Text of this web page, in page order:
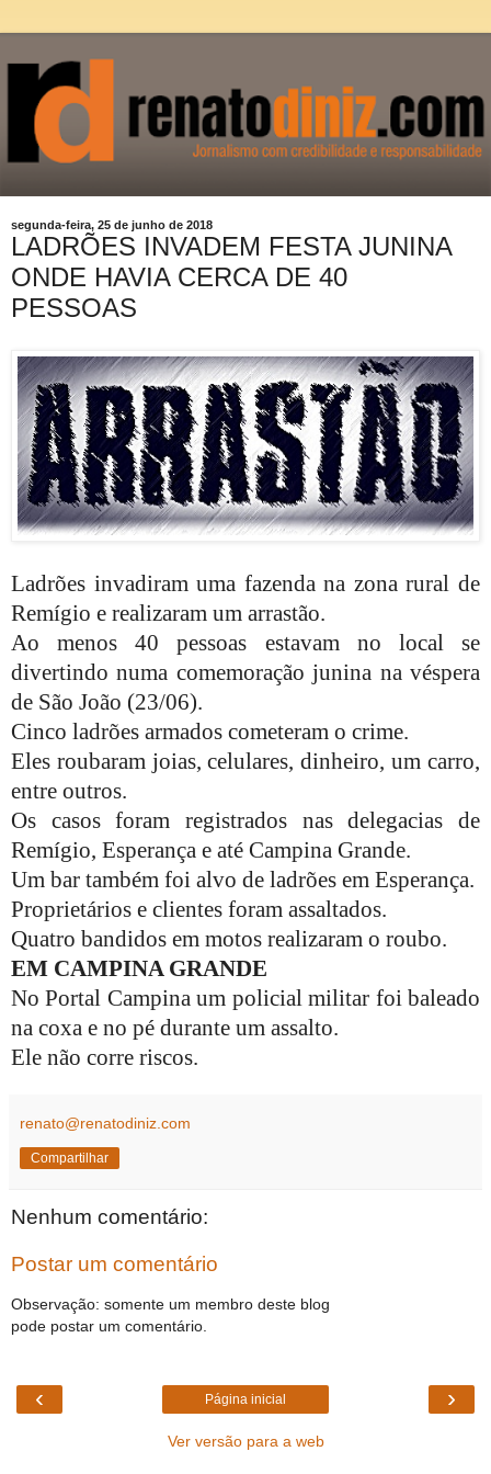
segunda-feira, 25 de junho de 2018
LADRÕES INVADEM FESTA JUNINA
ONDE HAVIA CERCA DE 40
PESSOAS
Ladrões invadiram uma fazenda na zona rural de
Remígio e realizaram um arrastão.
Ao menos 40 pessoas estavam no local se
divertindo numa comemoração junina na véspera
de São João (23/06).
Cinco ladrões armados cometeram o crime.
Eles roubaram joias, celulares, dinheiro, um carro,
entre outros.
Os casos foram registrados nas delegacias de
Remígio, Esperança e até Campina Grande.
Um bar também foi alvo de ladrões em Esperança.
Proprietários e clientes foram assaltados.
Quatro bandidos em motos realizaram o roubo.
EM CAMPINA GRANDE
No Portal Campina um policial militar foi baleado
na coxa e no pé durante um assalto.
Ele não corre riscos.
renato@renatodiniz.com
Compartilhar
Nenhum comentário:
Postar um comentário
Observação: somente um membro deste blog
pode postar um comentário.
‹ ›
Página inicial
Ver versão para a web